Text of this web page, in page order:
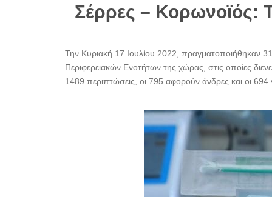
Σέρρες – Κορωνοϊός:
Την Κυριακή 17 Ιουλίου 2022, πραγματοποιήθηκαν
Περιφερειακών Ενοτήτων της χώρας, στις οποίες
1489 περιπτώσεις, οι 795 αφορούν άνδρες και οι